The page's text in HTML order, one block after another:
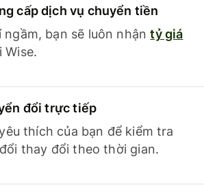
cấp dịch vụ chuyển tiền
ngầm, bạn sẽ luôn nhậntỷ giá
Wise.
đổi trực tiếp
thích của bạn để kiểm tra
thay đổi theo thời gian.